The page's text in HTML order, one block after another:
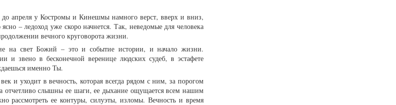
апреля у Костромы и Кинешмы намного верст, вверх и вниз,
– ледоход уже скоро начнется. Так, неведомые для человека
вечного круговорота жизни.
на свет Божий – это и событие истории, и начало жизни.
и звено в бесконечной веренице людских судеб, в эстафете
именно Ты.
и уходит в вечность, которая всегда рядом с ним, за порогом
отчетливо слышны ее шаги, ее дыхание ощущается всем нашим
рассмотреть ее контуры, силуэты, изломы. Вечность и время